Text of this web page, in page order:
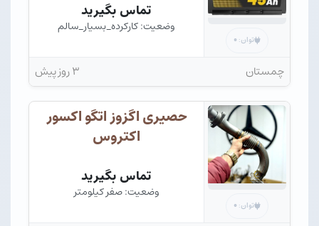
توان: ۰
تماس بگیرید
وضعیت: کارکرده_بسیار_سالم
چمستان ۳ روز پیش
توان: ۰
حصیری اگزوز اتگو اکسور
اکتروس
تماس بگیرید
وضعیت: صفر کیلومتر